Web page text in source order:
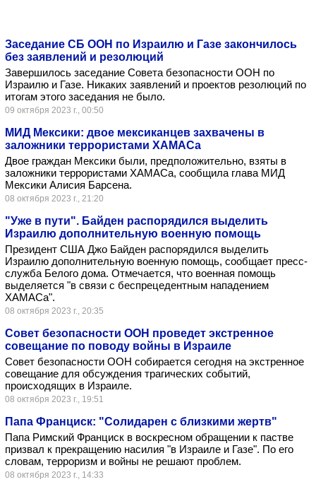
Заседание СБ ООН по Израилю и Газе закончилось
без заявлений и резолюций
Завершилось заседание Совета безопасности ООН по
Израилю и Газе. Никаких заявлений и проектов резолюций по
итогам этого заседания не было.
09 октября 2023 г., 00:50
МИД Мексики: двое мексиканцев захвачены в
заложники террористами ХАМАСа
Двое граждан Мексики были, предположительно, взяты в
заложники террористами ХАМАСа, сообщила глава МИД
Мексики Алисия Барсена.
08 октября 2023 г., 21:20
"Уже в пути". Байден распорядился выделить
Израилю дополнительную военную помощь
Президент США Джо Байден распорядился выделить
Израилю дополнительную военную помощь, сообщает пресс-
служба Белого дома. Отмечается, что военная помощь
выделяется "в связи с беспрецедентным нападением
ХАМАСа".
08 октября 2023 г., 20:35
Совет безопасности ООН проведет экстренное
совещание по поводу войны в Израиле
Совет безопасности ООН собирается сегодня на экстренное
совещание для обсуждения трагических событий,
происходящих в Израиле.
08 октября 2023 г., 19:51
Папа Франциск: "Солидарен с близкими жертв"
Папа Римский Франциск в воскресном обращении к пастве
призвал к прекращению насилия "в Израиле и Газе". По его
словам, терроризм и войны не решают проблем.
08 октября 2023 г., 14:33